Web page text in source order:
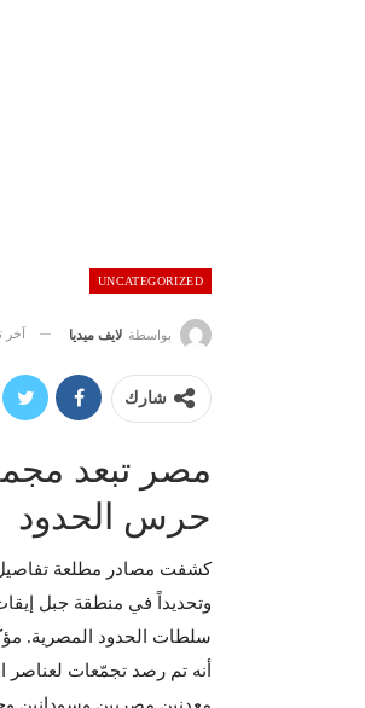
UNCATEGORIZED
بواسطة لايف ميديا آخر
شارك
مصر تبعد
حرس الحدود
كشفت مصادر مطلعة تفاصيل
وتحديداً في منطقة جبل
سلطات الحدود المصرية.
أنه تم رصد تجمّعات لعناصر